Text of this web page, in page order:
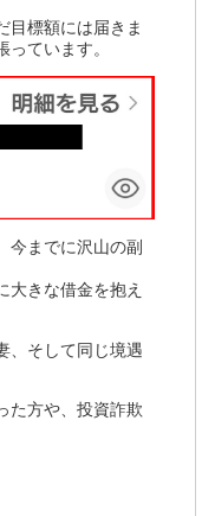
目標額には届きま
ています。
今までに沢山の副
大きな借金を抱え
、そして同じ境遇
た方や、投資詐欺